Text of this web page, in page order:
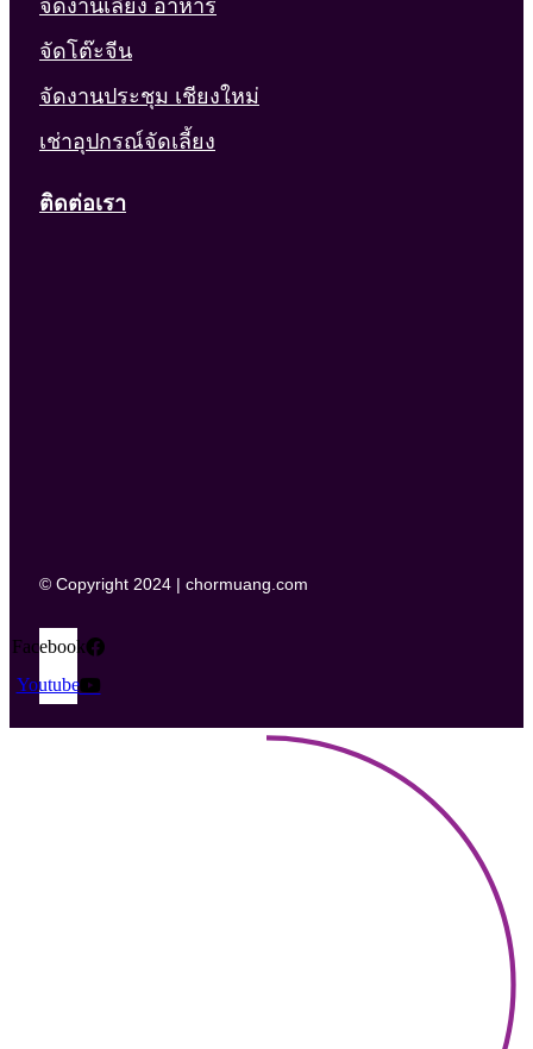
จัดงานเลี้ยง อาหาร
จัดโต๊ะจีน
จัดงานประชุม เชียงใหม่
เช่าอุปกรณ์จัดเลี้ยง
ติดต่อเรา
© Copyright 2024 | chormuang.com
Facebook
Youtube